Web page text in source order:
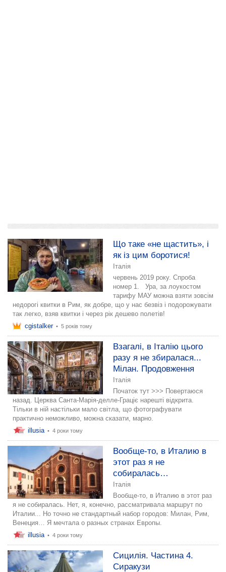
Що таке «не щастить», і
як із цим боротися!
Італія
червень 2019 року. Спроба
номер 1. Ура, за лоукостом
тарифу МАУ можна взяти зовсім
недорогі квитки в Рим, як добре, що у нас безвіз і подорожувати
так легко, взяв квитки і через рік дешево полетів!
cgistalker • 5 років тому
Взагалі, в Італію цього
разу я не збиралася...
Мілан. Продовження
Італія
Початок тут >>> Повертаюся
назад. Церква Санта-Марія-делле-Граціє нарешті відкрита.
Тільки в ній настільки мало світла, що фотографувати
практично неможливо, можна сказати, марно.
illusia • 4 роки тому
Вообще-то, в Италию в
этот раз я не
собиралась…
Італія
Вообще-то, в Италию в этот раз
я не собиралась. Нет, я, конечно, рассматривала маршрут по
Италии... Но точно не стандартный набор городов: Милан, Рим,
Венеция… Я мечтала о разных странах Европы.
illusia • 4 роки тому
Сицилія. Частина 4.
Сиракузи